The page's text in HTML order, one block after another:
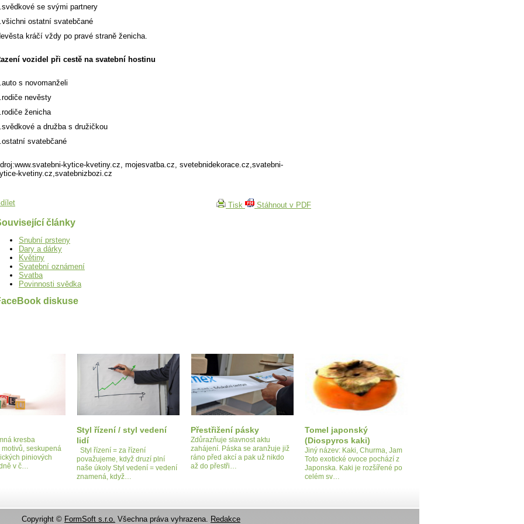
se svými partnery
ostatní svatebčané
kráčí vždy po pravé straně ženicha.
vozidel při cestě na svatební hostinu
s novomanželi
nevěsty
ženicha
a družba s družičkou
svatebčané
kytice-kvetiny.cz, mojesvatba.cz, svetebnidekorace.cz,svatebni-
kvetiny.cz,svatebnizbozi.cz
Tisk Stáhnout v PDF
články
Snubní prsteny
Dary a dárky
Květiny
Svatební oznámení
Svatba
Povinnosti svědka
diskuse
kresba
motivů, seskupená
piniových
v č…
Styl řízení / styl vedení
lidí
Styl řízení = za řízení
považujeme, když druzí plní
naše úkoly Styl vedení = vedení
znamená, když…
Přestřižení pásky
Zdůrazňuje slavnost aktu
zahájení. Páska se aranžuje již
ráno před akcí a pak už nikdo
až do přestři…
Tomel japonský
(Diospyros kaki)
Jiný název: Kaki, Churma, Jam
Toto exotické ovoce pochází z
Japonska. Kaki je rozšířené po
celém sv…
Copyright © FormSoft s.r.o. Všechna práva vyhrazena. Redakce